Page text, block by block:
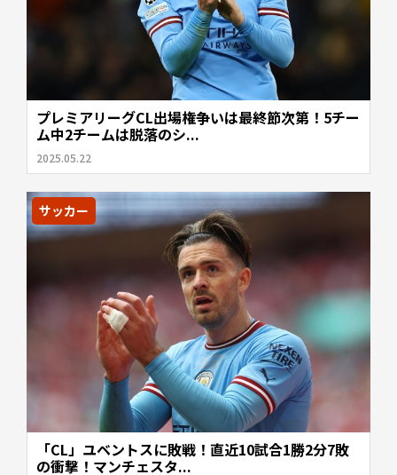
プレミアリーグCL出場権争いは最終節次第！5チー
ム中2チームは脱落のシ...
2025.05.22
サッカー
「CL」ユベントスに敗戦！直近10試合1勝2分7敗
の衝撃！マンチェスタ...